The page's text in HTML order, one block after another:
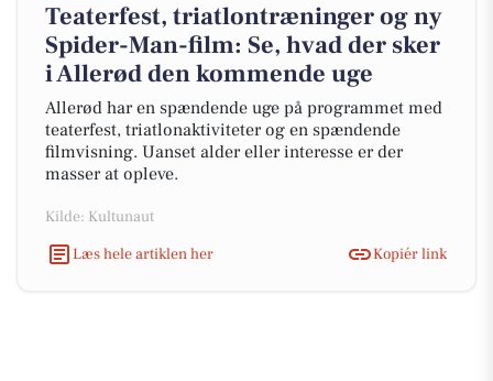
Teaterfest, triatlontræninger og ny
Spider-Man-film: Se, hvad der sker
i Allerød den kommende uge
Allerød har en spændende uge på programmet med
teaterfest, triatlonaktiviteter og en spændende
filmvisning. Uanset alder eller interesse er der
masser at opleve.
Kilde: Kultunaut
Læs hele artiklen her
Kopiér link